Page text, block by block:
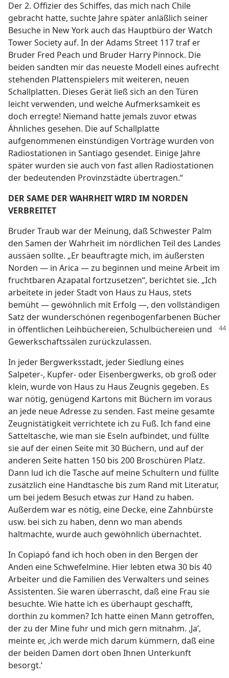
Der 2. Offizier des Schiffes, das mich nach Chile
gebracht hatte, suchte Jahre später anläßlich seiner
Besuche in New York auch das Hauptbüro der Watch
Tower Society auf. In der Adams Street 117 traf er
Bruder Fred Peach und Bruder Harry Pinnock. Die
beiden sandten mir das neueste Modell eines aufrecht
stehenden Plattenspielers mit weiteren, neuen
Schallplatten. Dieses Gerät ließ sich an den Türen
leicht verwenden, und welche Aufmerksamkeit es
doch erregte! Niemand hatte jemals zuvor etwas
Ähnliches gesehen. Die auf Schallplatte
aufgenommenen einstündigen Vorträge wurden von
Radiostationen in Santiago gesendet. Einige Jahre
später wurden sie auch von fast allen Radiostationen
der bedeutenden Provinzstädte übertragen.“
DER SAME DER WAHRHEIT WIRD IM NORDEN
VERBREITET
Bruder Traub war der Meinung, daß Schwester Palm
den Samen der Wahrheit im nördlichen Teil des Landes
aussäen sollte. „Er beauftragte mich, im äußersten
Norden — in Arica — zu beginnen und meine Arbeit im
fruchtbaren Azapatal fortzusetzen“, berichtet sie. „Ich
arbeitete in jeder Stadt von Haus zu Haus, stets
bemüht — gewöhnlich mit Erfolg —, den vollständigen
Satz der wunderschönen regenbogenfarbenen Bücher
in öffentlichen Leihbüchereien, Schulbüchereien und
Gewerkschaftssälen zurückzulassen.
In jeder Bergwerksstadt, jeder Siedlung eines
Salpeter-, Kupfer- oder Eisenbergwerks, ob groß oder
klein, wurde von Haus zu Haus Zeugnis gegeben. Es
war nötig, genügend Kartons mit Büchern im voraus
an jede neue Adresse zu senden. Fast meine gesamte
Zeugnistätigkeit verrichtete ich zu Fuß. Ich fand eine
Satteltasche, wie man sie Eseln aufbindet, und füllte
sie auf der einen Seite mit 30 Büchern, und auf der
anderen Seite hatten 150 bis 200 Broschüren Platz.
Dann lud ich die Tasche auf meine Schultern und füllte
zusätzlich eine Handtasche bis zum Rand mit Literatur,
um bei jedem Besuch etwas zur Hand zu haben.
Außerdem war es nötig, eine Decke, eine Zahnbürste
usw. bei sich zu haben, denn wo man abends
haltmachte, wurde auch gewöhnlich übernachtet.
In Copiapó fand ich hoch oben in den Bergen der
Anden eine Schwefelmine. Hier lebten etwa 30 bis 40
Arbeiter und die Familien des Verwalters und seines
Assistenten. Sie waren überrascht, daß eine Frau sie
besuchte. Wie hatte ich es überhaupt geschafft,
dorthin zu kommen? Ich hatte einen Mann getroffen,
der zu der Mine fuhr und mich gern mitnahm. ,Ja‘,
meinte er, ,ich werde mich darum kümmern, daß eine
der beiden Damen dort oben Ihnen Unterkunft
besorgt.‘